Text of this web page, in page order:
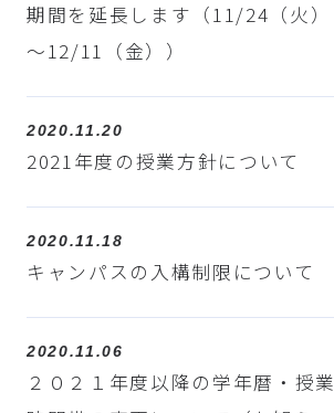
期間を延長します（11/24（火）
～12/11（金））
2020.11.20
2021年度の授業方針について
2020.11.18
キャンパスの入構制限について
2020.11.06
２０２１年度以降の学年暦・授業